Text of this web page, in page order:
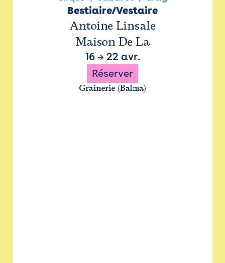
Bestiaire/Vestaire
Antoine Linsale
Maison De La
16→ 22 avr.
Réserver
Grainerie (Balma)